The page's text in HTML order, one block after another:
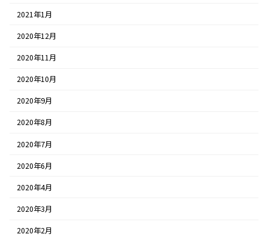
2021年1月
2020年12月
2020年11月
2020年10月
2020年9月
2020年8月
2020年7月
2020年6月
2020年4月
2020年3月
2020年2月